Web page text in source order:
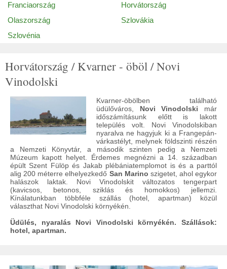
Franciaország
Horvátország
Olaszország
Szlovákia
Szlovénia
Horvátország / Kvarner - öböl / Novi
Vinodolski
Kvarner-öbölben található
üdülőváros, Novi Vinodolski már
időszámításunk előtt is lakott
település volt. Novi Vinodolskiban
nyaralva ne hagyjuk ki a Frangepán-
várkastélyt, melynek földszinti részén
a Nemzeti Könyvtár, a második szinten pedig a Nemzeti
Múzeum kapott helyet. Érdemes megnézni a 14. században
épült Szent Fülöp és Jakab plébániatemplomot is és a parttól
alig 200 méterre elhelyezkedő San Marino szigetet, ahol egykor
halászok laktak. Novi Vinodolskit változatos tengerpart
(kavicsos, betonos, sziklás és homokkos) jellemzi.
Kínálatunkban többféle szállás (hotel, apartman) közül
választhat Novi Vinodolski környékén.
Üdülés, nyaralás Novi Vinodolski környékén. Szállások:
hotel, apartman.